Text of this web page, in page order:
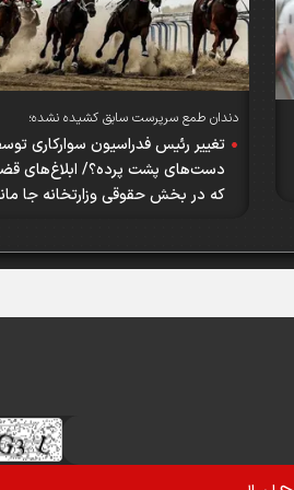
دندان طمع سرپرست سابق کشیده نشده؛
تغییر رئیس فدراسیون سوارکاری
دست‌های پشت پرده؟/ ابلاغ‌های
که در بخش حقوقی وزارتخانه جا